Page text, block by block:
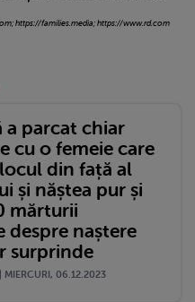
https://families.media; https://www.rd.com
a parcat chiar
cu o femeie care
din față al
și năștea pur și
mărturii
despre naștere
surprinde
MIERCURI, 06.12.2023